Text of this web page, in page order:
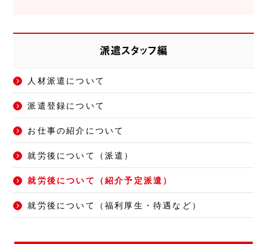
派遣スタッフ編
人材派遣について
派遣登録について
お仕事の紹介について
就労後について（派遣）
就労後について（紹介予定派遣）
就労後について（福利厚生・待遇など）